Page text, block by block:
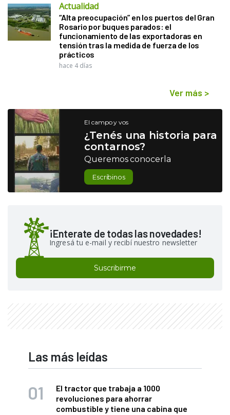
Actualidad
“Alta preocupación” en los puertos del Gran
Rosario por buques parados: el
funcionamiento de las exportadoras en
tensión tras la medida de fuerza de los
prácticos
hace 4 días
Ver más >
El campo y vos
¿Tenés una historia para
contarnos?
Queremos conocerla
Escribinos
¡Enterate de todas las novedades!
Ingresá tu e-mail y recibí nuestro newsletter
Suscribirme
Las más leídas
El tractor que trabaja a 1000
revoluciones para ahorrar
combustible y tiene una cabina que